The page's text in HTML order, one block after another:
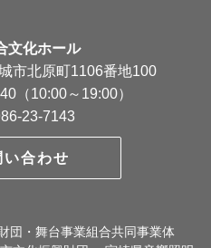
文化ホール
市北原町1106番地100
（10:00～19:00）
23-7143
い合わせ
団・舞台事業組合共同事業体